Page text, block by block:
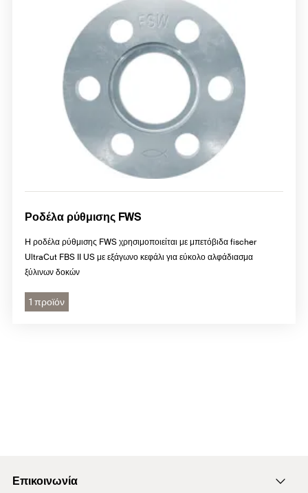
Ροδέλα ρύθμισης FWS
H ροδέλα ρύθμισης FWS χρησιμοποιείται με μπετόβιδα fischer
UltraCut FBS II US με εξάγωνο κεφάλι για εύκολο αλφάδιασμα
ξύλινων δοκών
1 προϊόν
Επικοινωνία